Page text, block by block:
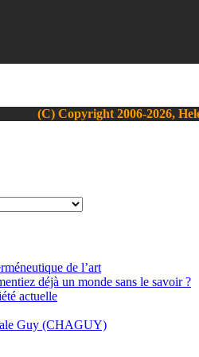
(C) Copyright 2006-2026,
de l’art
déjà un monde sans le savoir ?
actuelle
Guy (CHAGUY)